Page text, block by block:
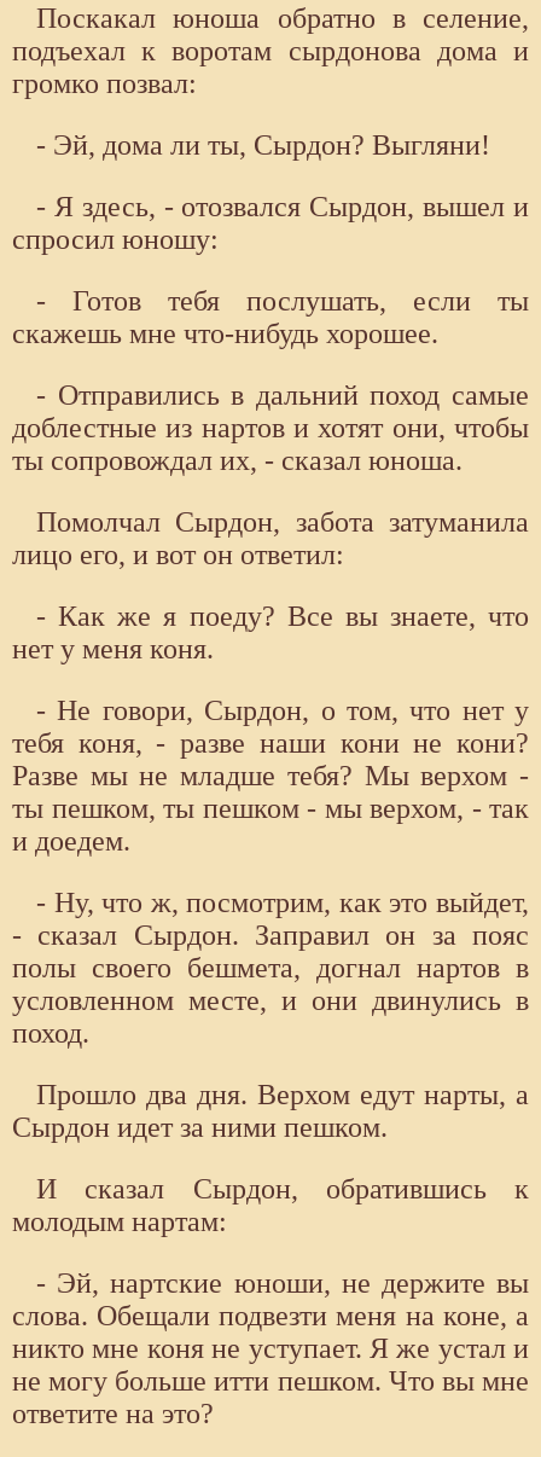
Поскакал юноша обратно в селение,
подъехал к воротам сырдонова дома и
громко позвал:
- Эй, дома ли ты, Сырдон? Выгляни!
- Я здесь, - отозвался Сырдон, вышел и
спросил юношу:
- Готов тебя послушать, если ты
скажешь мне что-нибудь хорошее.
- Отправились в дальний поход самые
доблестные из нартов и хотят они, чтобы
ты сопровождал их, - сказал юноша.
Помолчал Сырдон, забота затуманила
лицо его, и вот он ответил:
- Как же я поеду? Все вы знаете, что
нет у меня коня.
- Не говори, Сырдон, о том, что нет у
тебя коня, - разве наши кони не кони?
Разве мы не младше тебя? Мы верхом -
ты пешком, ты пешком - мы верхом, - так
и доедем.
- Ну, что ж, посмотрим, как это выйдет,
- сказал Сырдон. Заправил он за пояс
полы своего бешмета, догнал нартов в
условленном месте, и они двинулись в
поход.
Прошло два дня. Верхом едут нарты, а
Сырдон идет за ними пешком.
И сказал Сырдон, обратившись к
молодым нартам:
- Эй, нартские юноши, не держите вы
слова. Обещали подвезти меня на коне, а
никто мне коня не уступает. Я же устал и
не могу больше итти пешком. Что вы мне
ответите на это?